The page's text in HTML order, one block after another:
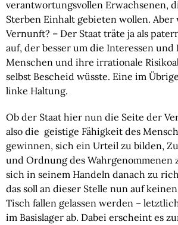
verantwortungsvollen Erwachsenen,
Sterben Einhalt gebieten wollen. Aber
Vernunft? – Der Staat träte ja als
auf, der besser um die Interessen
Menschen und ihre irrationale
selbst Bescheid wüsste. Eine im
linke Haltung.
Ob der Staat hier nun die Seite der
also die  geistige Fähigkeit des
gewinnen, sich ein Urteil zu bilden,
und Ordnung des Wahrgenommenen
sich in seinem Handeln danach zu
das soll an dieser Stelle nun auf
Tisch fallen gelassen werden –
im Basislager ab. Dabei erscheint es